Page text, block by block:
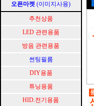
오픈마켓 (이미지사용)
추천상품
LED 관련용품
방음 관련용품
썬팅필름
DIY용품
튜닝용품
HID.전기용품